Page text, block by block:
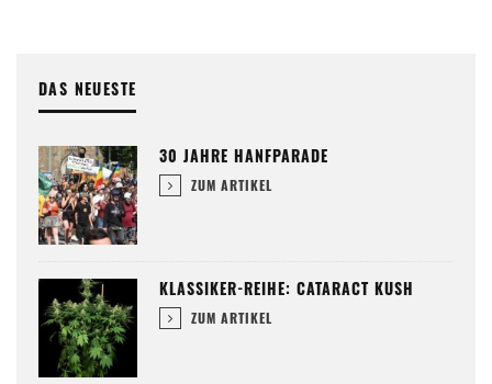
DAS NEUESTE
30 JAHRE HANFPARADE
ZUM ARTIKEL
KLASSIKER-REIHE: CATARACT KUSH
ZUM ARTIKEL